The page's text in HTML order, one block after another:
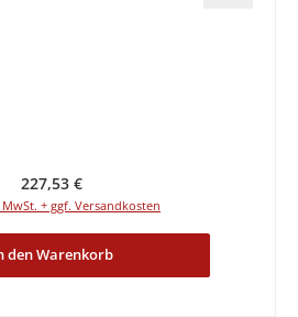
Regulärer Preis:
227,53 €
+ ggf. Versandkosten
den Warenkorb